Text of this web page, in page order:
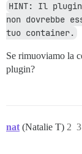
HINT: Il
non dovrebbe
tuo container.
Se rimuoviamo la
plugin?
nat (Natalie T) 2